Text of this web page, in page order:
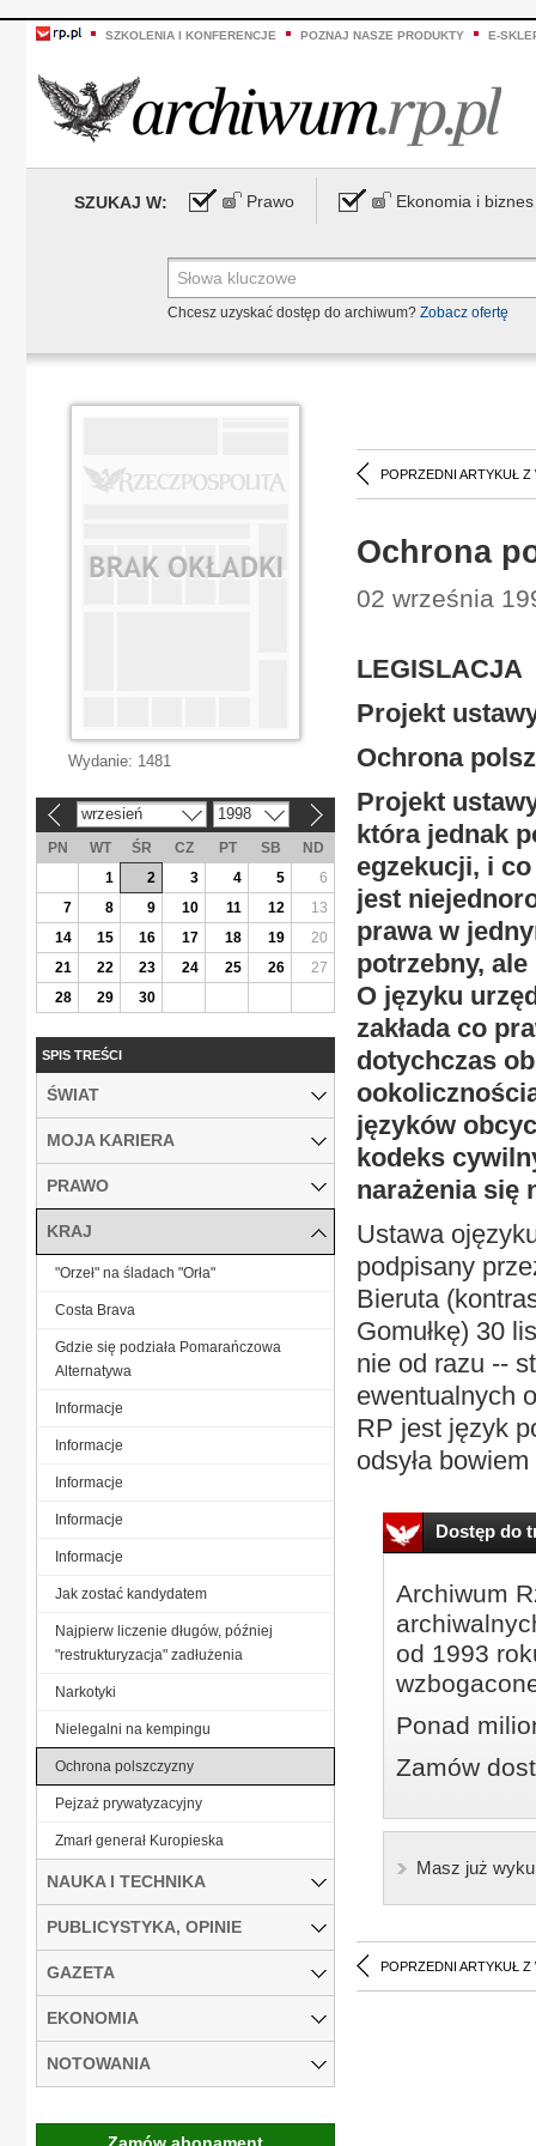
SZKOLENIA I KONFERENCJE POZNAJ NASZE PRODUKTY E-
SZUKAJ W: Prawo Ekonomia i biznes
Chcesz uzyskać dostęp do archiwum? Zobacz ofertę
POPRZEDNI ARTYKUŁ Z
Ochrona
02 września
LEGISLACJA
Projekt
Ochrona
Projekt
która jednak
egzekucji, i
jest
prawa w
potrzebny,
O języku
zakłada co
dotychczas
języków
kodeks
narażenia się
Ustawa
podpisany
Bieruta
Gomułkę) 30
nie od razu --
ewentualnych
RP jest język
odsyła
Dostęp do
Archiwum
od 1993
Ponad
Zamów
Masz już
POPRZEDNI ARTYKUŁ Z
Wydanie: 1481
wrzesień 1998
PN WT ŚR CZ PT SB
ND
1
2 3 4 5
6
7
8 9 10 11 12
13
14
15 16 17 18 19
20
21
22 23 24 25 26
27
28
29 30
SPIS TREŚCI
ŚWIAT
MOJA KARIERA
PRAWO
KRAJ
"Orzeł" na śladach "Orła"
Costa Brava
Gdzie się podziała Pomarańczowa
Alternatywa
Informacje
Informacje
Informacje
Informacje
Informacje
Jak zostać kandydatem
Najpierw liczenie długów, później
"restrukturyzacja" zadłużenia
Narkotyki
Nielegalni na kempingu
Ochrona polszczyzny
Pejzaż prywatyzacyjny
Zmarł generał Kuropieska
NAUKA I TECHNIKA
PUBLICYSTYKA, OPINIE
GAZETA
EKONOMIA
NOTOWANIA
Zamów abonament